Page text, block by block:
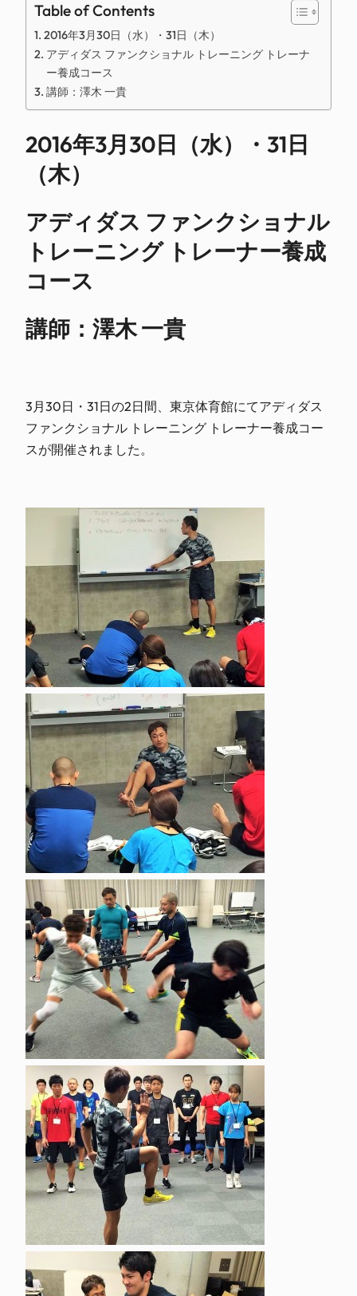
Table of Contents
2016年3月30日（水）・31日（木）
アディダス ファンクショナル トレーニング トレーナ
ー養成コース
講師：澤木 一貴
2016年3月30日（水）・31日
（木）
アディダス ファンクショナル
トレーニング トレーナー養成
コース
講師：澤木 一貴
3月30日・31日の2日間、東京体育館にてアディダス
ファンクショナル トレーニング トレーナー養成コー
スが開催されました。